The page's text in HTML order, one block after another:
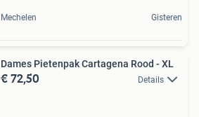
Mechelen Gisteren
Dames Pietenpak Cartagena Rood - XL
€ 72,50 Details